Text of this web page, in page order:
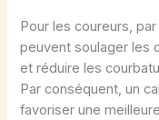
Pour les coureurs,
peuvent soulager les
et réduire les
Par conséquent, un
favoriser une